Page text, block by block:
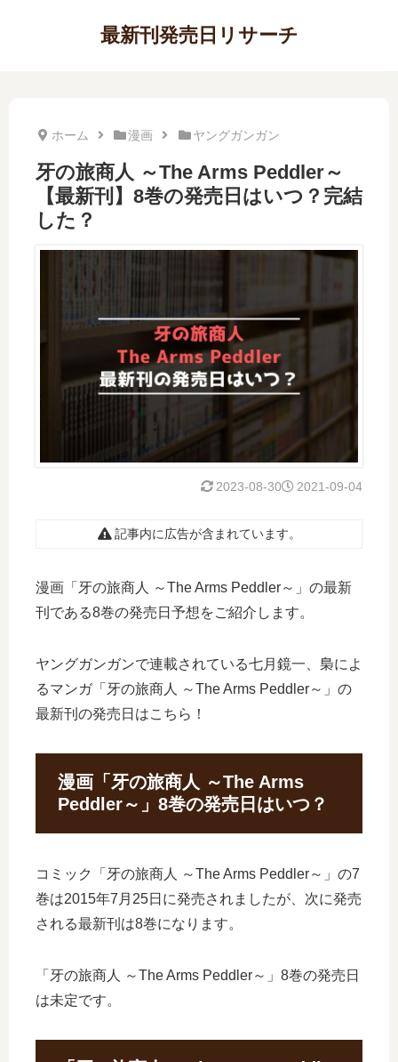
最新刊発売日リサーチ
ホーム 漫画 ヤングガンガン
牙の旅商人 ～The Arms Peddler～
【最新刊】8巻の発売日はいつ？完結
した？
2021-09-04
2023-08-30
記事内に広告が含まれています。
漫画「牙の旅商人 ～The Arms Peddler～」の最新
刊である8巻の発売日予想をご紹介します。
ヤングガンガンで連載されている七月鏡一、梟によ
るマンガ「牙の旅商人 ～The Arms Peddler～」の
最新刊の発売日はこちら！
漫画「牙の旅商人 ～The Arms
Peddler～」8巻の発売日はいつ？
コミック「牙の旅商人 ～The Arms Peddler～」の7
巻は2015年7月25日に発売されましたが、次に発売
される最新刊は8巻になります。
「牙の旅商人 ～The Arms Peddler～」8巻の発売日
は未定です。